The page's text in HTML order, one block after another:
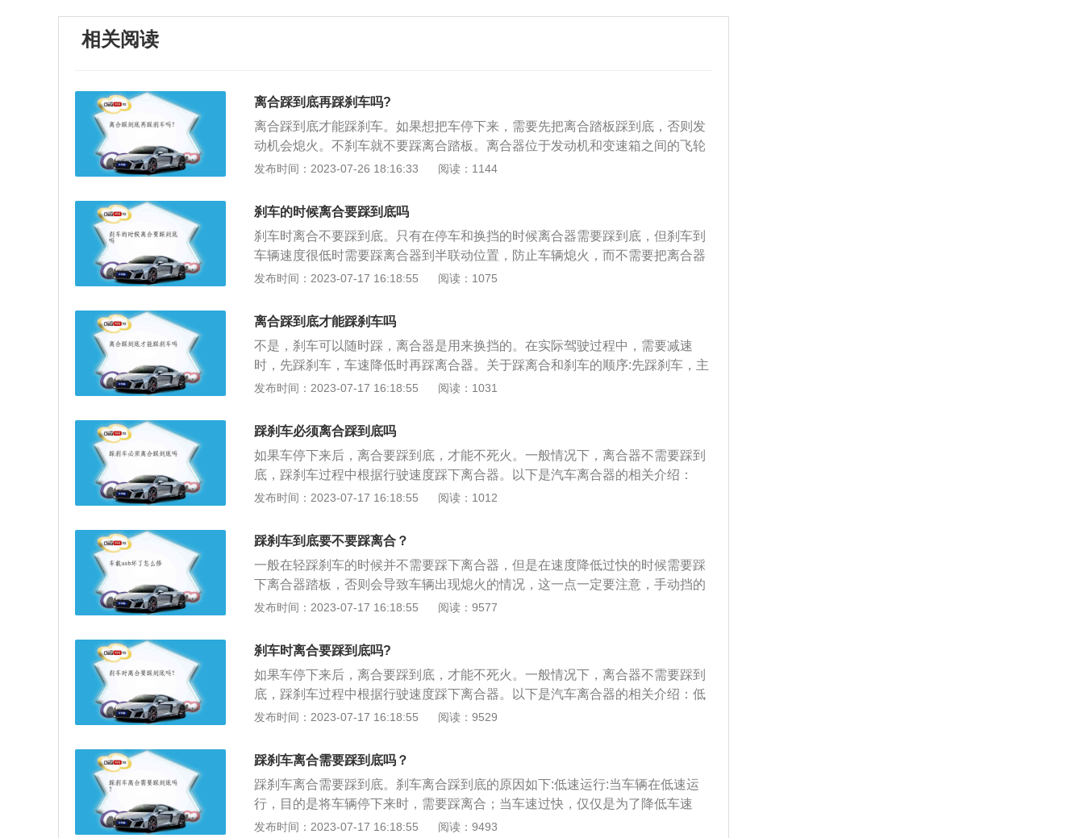
相关阅读
离合踩到底再踩刹车吗?
离合踩到底才能踩刹车。如果想把车停下来，需要先把离合踏板踩到底，否则发
动机会熄火。不刹车就不要踩离合踏板。离合器位于发动机和变速箱之间的飞轮
壳内，是汽车传动系中直接与发动机相联系的总成件，用螺钉将离合器总成固定
利用刹车片与刹车碟及轮胎与地面的摩擦，制造出巨大的摩擦力，将车辆行进的
动能转换成摩擦后的热能，靠摩擦力使转动部位停下来。使用离合器的注意事项
有以下两点：1、避免长时间的踩离合器或把脚放在踏板上，以免分离轴承过早
损坏。2、紧急刹车时不要先踩离合器，以免丧失发动机制动。
发布时间：2023-07-26 18:16:33 阅读：1144
刹车的时候离合要踩到底吗
刹车时离合不要踩到底。只有在停车和换挡的时候离合器需要踩到底，但刹车到
车辆速度很低时需要踩离合器到半联动位置，防止车辆熄火，而不需要把离合器
踩到底。相关介绍有2点：1、紧急刹车时需要踩离合器，当汽车进行紧急制动
所有运动件将产生很大的惯性力矩，其数值可能大大超过发动机正常工作时所发
出的最大扭矩，对传动系造成超过其承载能力的载荷，而使机件损坏。2、有了
离合器，便可以依靠离合器主动部分和从动部分之间产生的相对运动，来消除这
一危险，因此需要离合器来限制传动系所承受的最大扭矩，从而保证安全。踩刹
车时候踩离合器可以防止熄火，避免重新启动从而可以减少对车辆的损坏，踩离
车的危险。
发布时间：2023-07-17 16:18:55 阅读：1075
离合踩到底才能踩刹车吗
不是，刹车可以随时踩，离合器是用来换挡的。在实际驾驶过程中，需要减速
时，先踩刹车，车速降低时再踩离合器。关于踩离合和刹车的顺序:先踩刹车，主
要目的是为了降低车速以免车速过快造成严重后果，然后再踩离合器换挡，所以
害。刹车时，根据车速决定是否踩离合器:1.如果高速减速只需要短时间踩刹车，
不需要踩离合器，只需轻踩刹车即可。2.如果需要在车速快、制动距离长的时候
刹车，比如需要在前方不远处等红灯，可以先踩刹车，等车速降到较低时再踩下
组合停车。3.如果踩刹车时速度还是很快，就不需要踩离合器了。如果车速降
低，出现拖滞现象，需要踩下离合器换入进行抵抗或停车，否则车辆会熄火。4.
位时，尽量不要踩离合器，以免加剧刹车磨损，不利于安全。
发布时间：2023-07-17 16:18:55 阅读：1031
踩刹车必须离合踩到底吗
如果车停下来后，离合要踩到底，才能不死火。一般情况下，离合器不需要踩到
底，踩刹车过程中根据行驶速度踩下离合器。以下是汽车离合器的相关介绍：
1、低速行进时：手动挡汽车，如果汽车静止的情况下，踩死刹车，离合器不分
过程中，只要汽车行驶速度高于发动机怠速时相对应此时变速箱档位传动比的速
度，那么汽车就不会熄火。低速行进需要刹车时，必须先踩离合器，断开发动机
的动力传输，防止发动机熄火。2、高速行进时：需要减速时，如车速高于40以
上应尽量带挡刹车(这样能有效利用发动机的阻力达到减速的目的，能少磨刹车
片，同时还不磨损离合器)，等车速降到40以下后再踩下离合器摘挡或挂入合适的
发布时间：2023-07-17 16:18:55 阅读：1012
踩刹车到底要不要踩离合？
一般在轻踩刹车的时候并不需要踩下离合器，但是在速度降低过快的时候需要踩
下离合器踏板，否则会导致车辆出现熄火的情况，这一点一定要注意，手动挡的
车辆离合器踏板不要长时间处在半联动状态，否则，会对离合器片造成一定的磨
器总成固定在飞轮的后平面上的。离合器的输出轴是变速箱的输入轴，机动车辆
在行驶的过程中，司机可以根据需要踩下或者是松开离合器的踏板。当然，如果
情况紧急，需要尽快停车，可以一起踩离合刹车，然后挂空挡手刹，再打开双闪
灯提醒后方车辆避免追尾。
发布时间：2023-07-17 16:18:55 阅读：9577
刹车时离合要踩到底吗?
如果车停下来后，离合要踩到底，才能不死火。一般情况下，离合器不需要踩到
底，踩刹车过程中根据行驶速度踩下离合器。以下是汽车离合器的相关介绍：低
速行进时：手动挡汽车，如果汽车静止的情况下，踩死刹车，离合器不分离。汽
中，只要汽车行驶速度高于发动机怠速时相对应此时变速箱档位传动比的速度，
那么汽车就不会熄火。低速行进需要刹车时，必须先踩离合器，断开发动机的动
力传输，防止发动机熄火。高速行进时：需要减速时，如车速高于40以上应尽量
带挡刹车(这样能有效利用发动机的阻力达到减速的目的，能少磨刹车片，同时还
不磨损离合器)，等车速降到40以下后再踩下离合器摘挡或挂入合适的低速挡位。
发布时间：2023-07-17 16:18:55 阅读：9529
踩刹车离合需要踩到底吗？
踩刹车离合需要踩到底。刹车离合踩到底的原因如下:低速运行:当车辆在低速运
行，目的是将车辆停下来时，需要踩离合；当车速过快，仅仅是为了降低车速
时，可以不用踩离合，需要注意车速应控制在挡位的规定速度范围内，车主应根
发布时间：2023-07-17 16:18:55 阅读：9493